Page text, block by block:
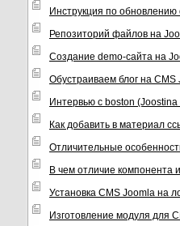
Инструкция по
Репозиторий файлов на
Создание demo-сайта на
Обустраиваем блог на CMS
Интервью с boston (Joostina
Как добавить в материал
Отличительные
В чем отличие компонента
Установка CMS Joomla на
Изготовление модуля для